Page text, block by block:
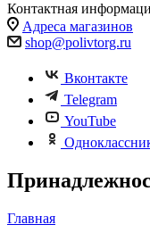
Контактная
Адреса магазинов
shop@polivtorg.ru
Вконтакте
Telegram
YouTube
Главная